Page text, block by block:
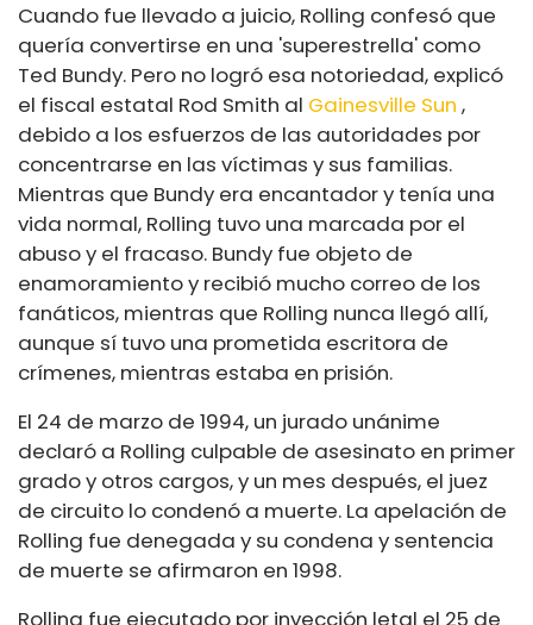
Cuando fue llevado a juicio, Rolling confesó que
quería convertirse en una 'superestrella' como
Ted Bundy. Pero no logró esa notoriedad, explicó
el fiscal estatal Rod Smith al Gainesville Sun ,
debido a los esfuerzos de las autoridades por
concentrarse en las víctimas y sus familias.
Mientras que Bundy era encantador y tenía una
vida normal, Rolling tuvo una marcada por el
abuso y el fracaso. Bundy fue objeto de
enamoramiento y recibió mucho correo de los
fanáticos, mientras que Rolling nunca llegó allí,
aunque sí tuvo una prometida escritora de
crímenes, mientras estaba en prisión.
El 24 de marzo de 1994, un jurado unánime
declaró a Rolling culpable de asesinato en primer
grado y otros cargos, y un mes después, el juez
de circuito lo condenó a muerte. La apelación de
Rolling fue denegada y su condena y sentencia
de muerte se afirmaron en 1998.
Rolling fue ejecutado por inyección letal el 25 de